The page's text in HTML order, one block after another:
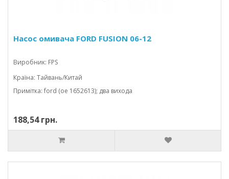
Насос омивача FORD FUSION 06-12
Виробник: FPS
Країна: Тайвань/Китай
Примітка: ford (oe 1652613); два вихода
188,54 грн.